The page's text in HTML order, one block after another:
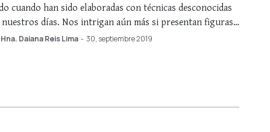
cuando han sido elaboradas con técnicas desconocidas
días. Nos intrigan aún más si presentan figuras
misteriosas que nos invitan a contemplarlas con el
Hna. Daiana Reis Lima - 30, septiembre 2019